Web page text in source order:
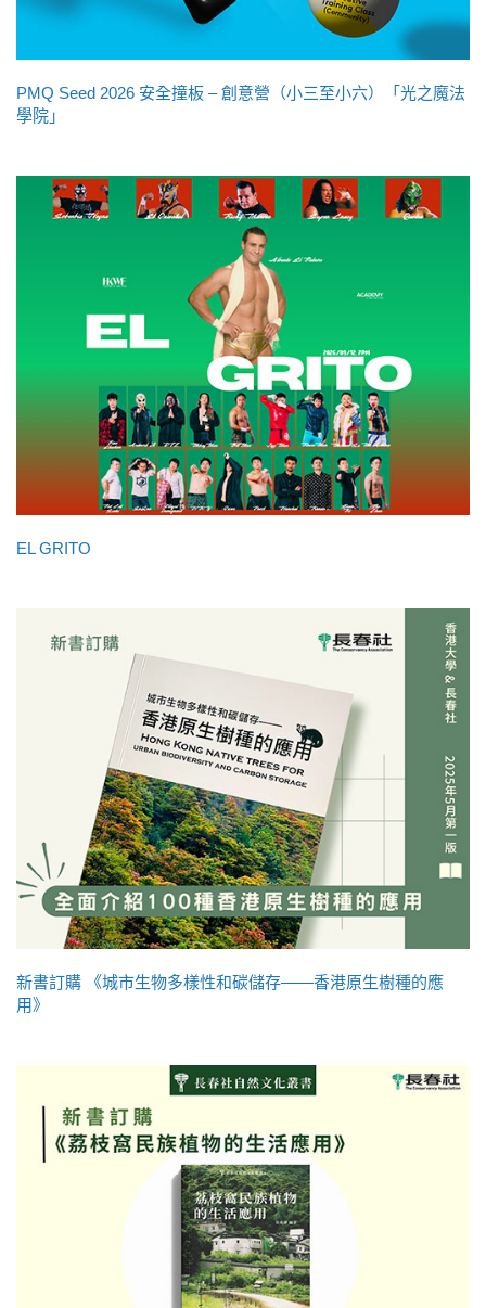
PMQ Seed 2026 安全撞板 – 創意營（小三至小六）「光之魔法
學院」
EL GRITO
新書訂購 《城市生物多樣性和碳儲存——香港原生樹種的應
用》